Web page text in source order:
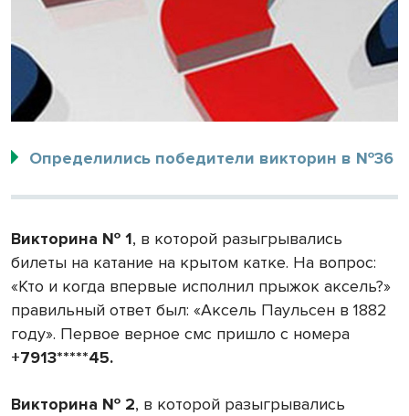
Определились победители викторин в №36
Викторина № 1, в которой разыгрывались
билеты на катание на крытом катке. На вопрос:
«Кто и когда впервые исполнил прыжок аксель?»
правильный ответ был: «Аксель Паульсен в 1882
году». Первое верное смс пришло с номера
+7913*****45.
Викторина № 2, в которой разыгрывались